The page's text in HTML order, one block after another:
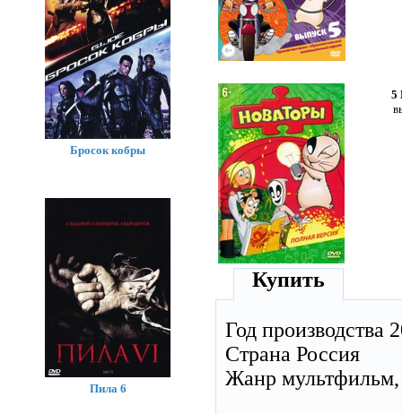
5
Купить
Год производства
Страна Россия
Жанр мультфильм,
Бросок кобры
Пила 6